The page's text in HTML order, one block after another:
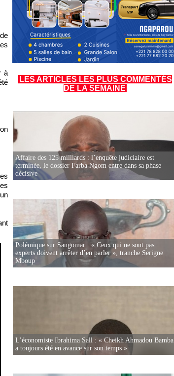
à
LES ARTICLES LES PLUS COMMENTÉS
DE LA SEMAINE
Affaire des 125 milliards : l’enquête judiciaire est
terminée, le dossier Farba Ngom entre dans sa phase
décisive
Polémique sur Sangomar : « Ceux qui ne sont pas
experts doivent arrêter d’en parler », tranche Serigne
Mboup
L’économiste Ibrahima Sall : « Cheikh Ahmadou Bamba
a toujours été en avance sur son temps »